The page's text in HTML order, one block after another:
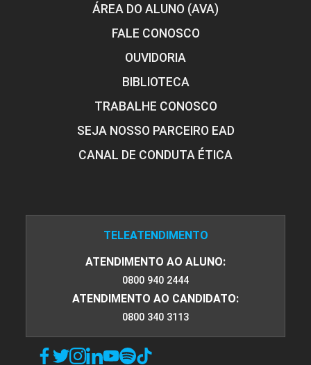
ÁREA DO ALUNO (AVA)
FALE CONOSCO
OUVIDORIA
BIBLIOTECA
TRABALHE CONOSCO
SEJA NOSSO PARCEIRO EAD
CANAL DE CONDUTA ÉTICA
TELEATENDIMENTO
ATENDIMENTO AO ALUNO:
0800 940 2444
ATENDIMENTO AO CANDIDATO:
0800 340 3113